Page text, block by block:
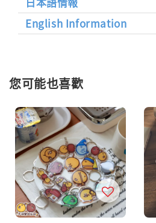
English Information
您可能也喜歡